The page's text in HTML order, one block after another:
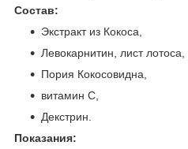
Состав:
Экстракт из Кокоса,
Левокарнитин, лист лотоса,
Пория Кокосовидна,
витамин С,
Декстрин.
Показания: